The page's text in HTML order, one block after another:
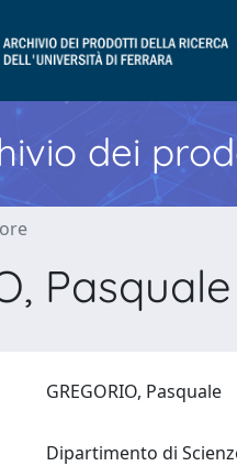
dei
Pasquale
GREGORIO, Pasquale
Dipartimento di